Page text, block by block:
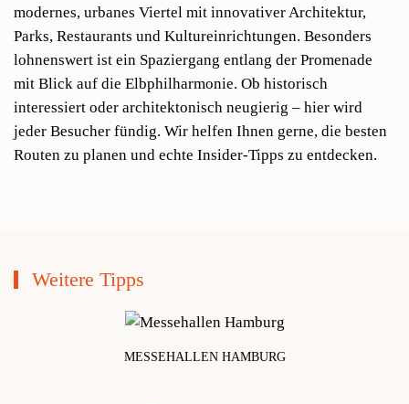
modernes, urbanes Viertel mit innovativer Architektur,
Parks, Restaurants und Kultureinrichtungen. Besonders
lohnenswert ist ein Spaziergang entlang der Promenade
mit Blick auf die Elbphilharmonie. Ob historisch
interessiert oder architektonisch neugierig – hier wird
jeder Besucher fündig. Wir helfen Ihnen gerne, die besten
Routen zu planen und echte Insider-Tipps zu entdecken.
Weitere Tipps
MESSEHALLEN HAMBURG